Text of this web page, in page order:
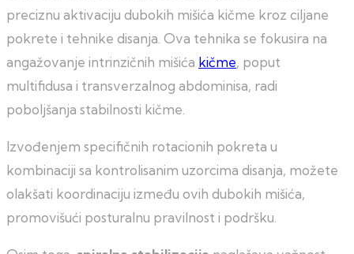
preciznu aktivaciju dubokih mišića kičme kroz ciljane
pokrete i tehnike disanja. Ova tehnika se fokusira na
angažovanje intrinzičnih mišića kičme, poput
multifidusa i transverzalnog abdominisa, radi
poboljšanja stabilnosti kičme.
Izvođenjem specifičnih rotacionih pokreta u
kombinaciji sa kontrolisanim uzorcima disanja, možete
olakšati koordinaciju između ovih dubokih mišića,
promovišući posturalnu pravilnost i podršku.